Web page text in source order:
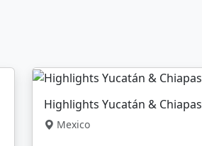
Highlights Yucatán & Chiapas
Mexico